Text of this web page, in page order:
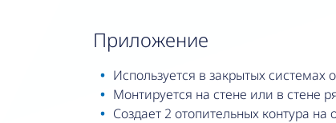
приложение
Используется в закрытых системах
Монтируется на стене или в стене
Создает 2 отопительных контура на